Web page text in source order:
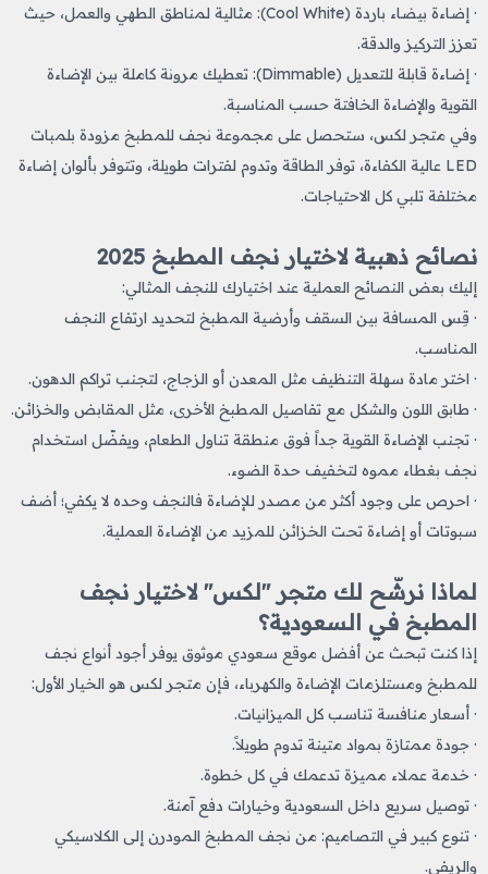
· إضاءة بيضاء باردة (Cool White): مثالية لمناطق الطهي والعمل، حيث
تعزز التركيز والدقة.
· إضاءة قابلة للتعديل (Dimmable): تعطيك مرونة كاملة بين الإضاءة
القوية والإضاءة الخافتة حسب المناسبة.
وفي متجر لكس، ستحصل على مجموعة نجف للمطبخ مزودة بلمبات
LED عالية الكفاءة، توفر الطاقة وتدوم لفترات طويلة، وتتوفر بألوان إضاءة
مختلفة تلبي كل الاحتياجات.
نصائح ذهبية لاختيار نجف المطبخ 2025
إليك بعض النصائح العملية عند اختيارك للنجف المثالي:
· قِس المسافة بين السقف وأرضية المطبخ لتحديد ارتفاع النجف
المناسب.
· اختر مادة سهلة التنظيف مثل المعدن أو الزجاج، لتجنب تراكم الدهون.
· طابق اللون والشكل مع تفاصيل المطبخ الأخرى، مثل المقابض والخزائن.
· تجنب الإضاءة القوية جداً فوق منطقة تناول الطعام، ويفضّل استخدام
نجف بغطاء مموه لتخفيف حدة الضوء.
· احرص على وجود أكثر من مصدر للإضاءة فالنجف وحده لا يكفي؛ أضف
سبوتات أو إضاءة تحت الخزائن للمزيد من الإضاءة العملية.
لماذا نرشّح لك متجر "لكس" لاختيار نجف
المطبخ في السعودية؟
إذا كنت تبحث عن أفضل موقع سعودي موثوق يوفر أجود أنواع نجف
للمطبخ ومستلزمات الإضاءة والكهرباء، فإن متجر لكس هو الخيار الأول:
· أسعار منافسة تناسب كل الميزانيات.
· جودة ممتازة بمواد متينة تدوم طويلاً.
· خدمة عملاء مميزة تدعمك في كل خطوة.
· توصيل سريع داخل السعودية وخيارات دفع آمنة.
· تنوع كبير في التصاميم: من نجف المطبخ المودرن إلى الكلاسيكي
والريفي.